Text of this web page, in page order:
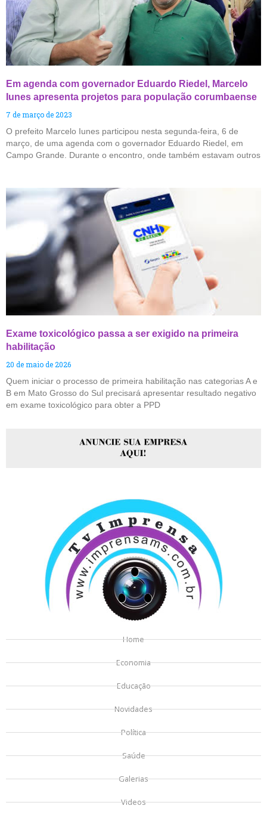
Em agenda com governador Eduardo Riedel, Marcelo
Iunes apresenta projetos para população corumbaense
7 de março de 2023
O prefeito Marcelo Iunes participou nesta segunda-feira, 6 de
março, de uma agenda com o governador Eduardo Riedel, em
Campo Grande. Durante o encontro, onde também estavam outros
Exame toxicológico passa a ser exigido na primeira
habilitação
20 de maio de 2026
Quem iniciar o processo de primeira habilitação nas categorias A e
B em Mato Grosso do Sul precisará apresentar resultado negativo
em exame toxicológico para obter a PPD
Home
Economia
Educação
Novidades
Política
Saúde
Galerias
Videos